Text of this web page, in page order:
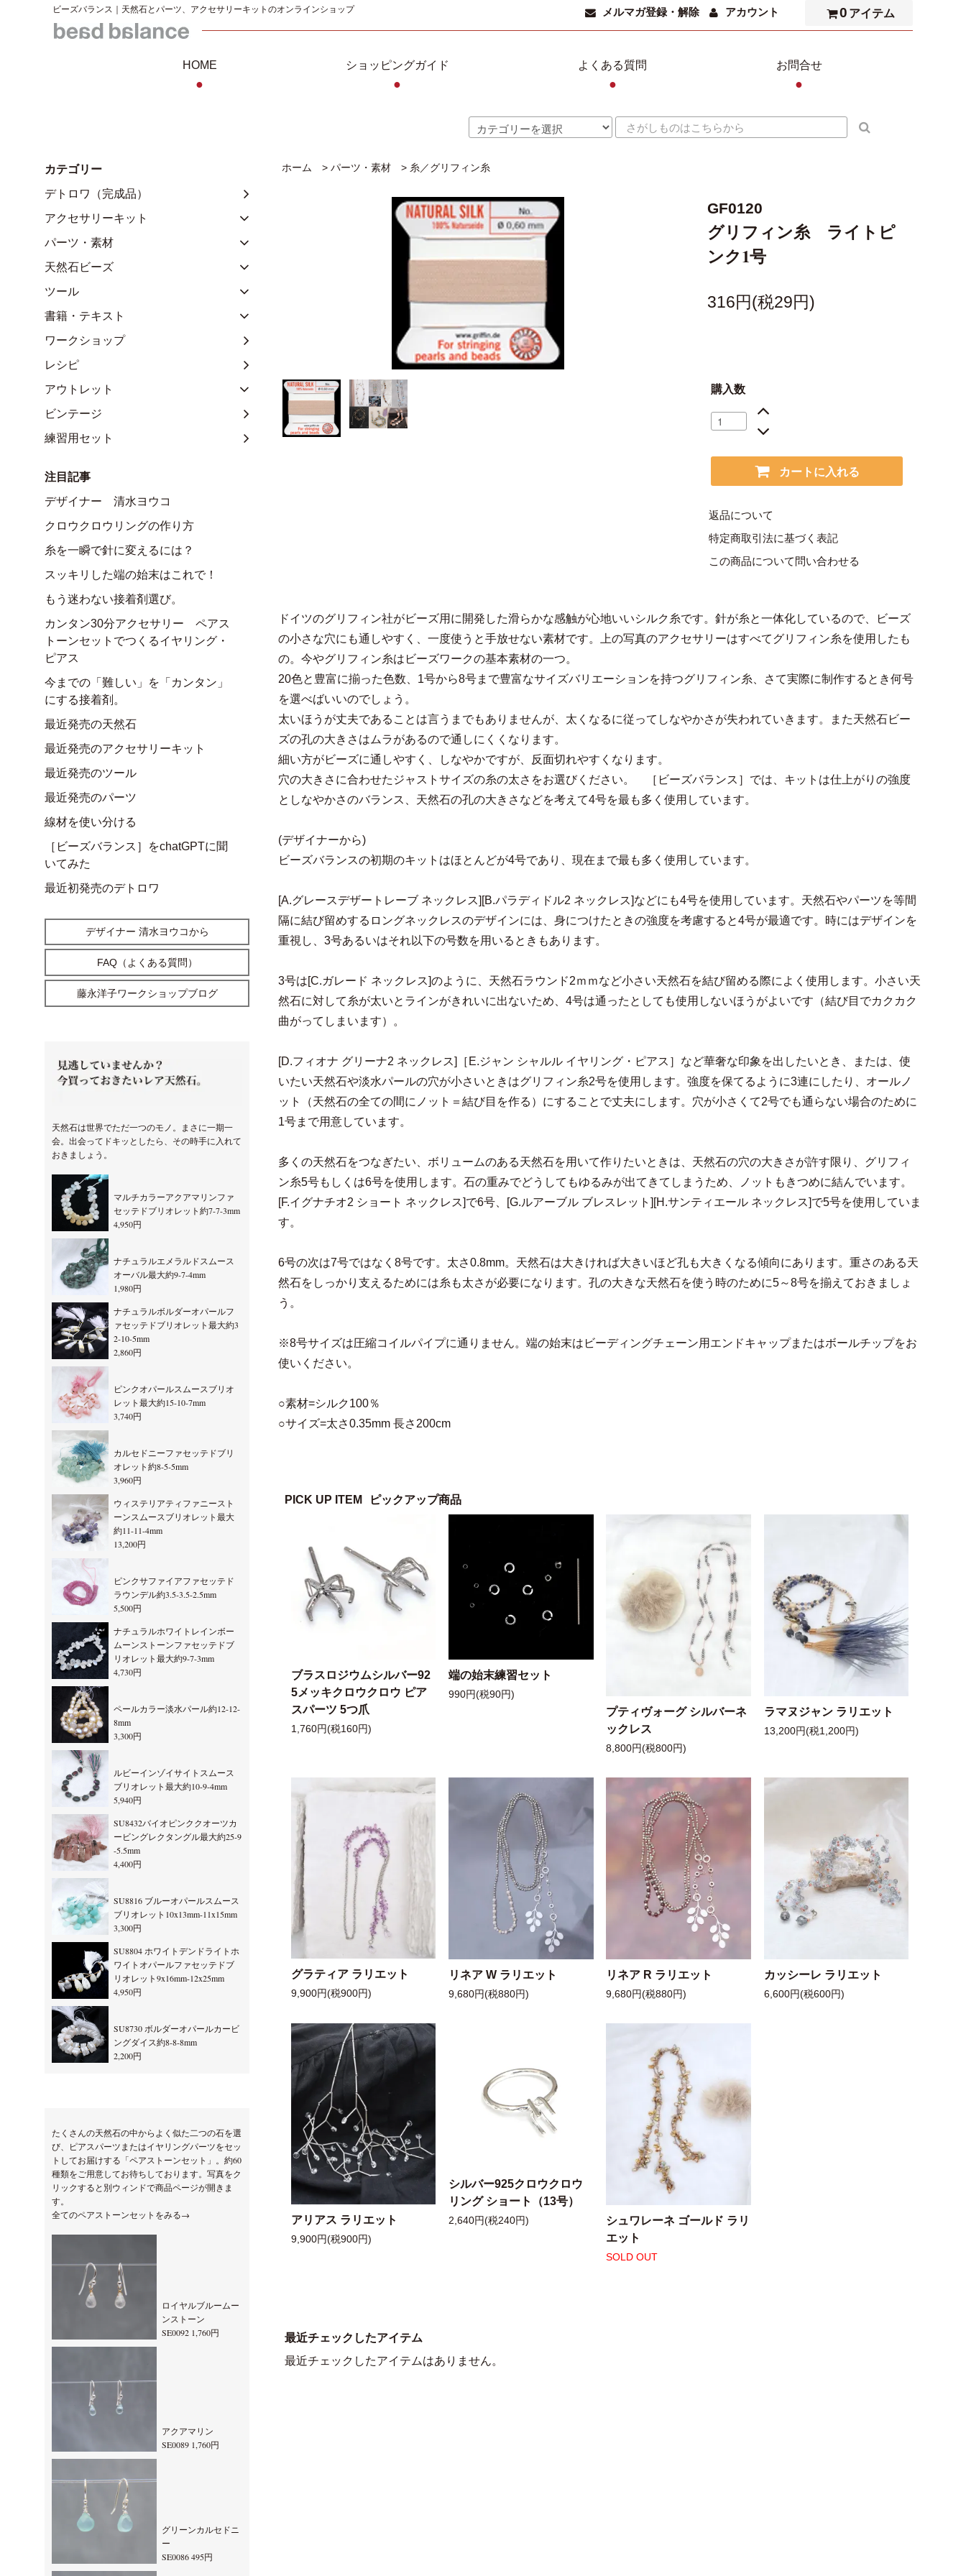
ビーズバランス｜天然石とパーツ、アクセサリーキットのオンラインショップ メルマガ登録・解除 アカウント 0 アイテム
HOME
●
ショッピングガイド
●
よくある質問
●
お問合せ
●
ホーム > パーツ・素材 > 糸／グリフィン糸
GF0120
グリフィン糸 ライトピ
ンク1号
316円(税29円)
購入数
カートに入れる
返品について
特定商取引法に基づく表記
この商品について問い合わせる
ドイツのグリフィン社がビーズ用に開発した滑らかな感触が心地いいシルク糸です。針が糸と一体化しているので、ビーズ
の小さな穴にも通しやすく、一度使うと手放せない素材です。上の写真のアクセサリーはすべてグリフィン糸を使用したも
の。今やグリフィン糸はビーズワークの基本素材の一つ。
20色と豊富に揃った色数、1号から8号まで豊富なサイズバリエーションを持つグリフィン糸、さて実際に制作するとき何号
を選べばいいのでしょう。
太いほうが丈夫であることは言うまでもありませんが、太くなるに従ってしなやかさが失われていきます。また天然石ビー
ズの孔の大きさはムラがあるので通しにくくなります。
細い方がビーズに通しやすく、しなやかですが、反面切れやすくなります。
穴の大きさに合わせたジャストサイズの糸の太さをお選びください。 ［ビーズバランス］では、キットは仕上がりの強度
としなやかさのバランス、天然石の孔の大きさなどを考えて4号を最も多く使用しています。
(デザイナーから)
ビーズバランスの初期のキットはほとんどが4号であり、現在まで最も多く使用しています。
[A.グレースデザートレーブ ネックレス][B.パラディドル2 ネックレス]などにも4号を使用しています。天然石やパーツを等間
隔に結び留めするロングネックレスのデザインには、身につけたときの強度を考慮すると4号が最適です。時にはデザインを
重視し、3号あるいはそれ以下の号数を用いるときもあります。
3号は[C.ガレード ネックレス]のように、天然石ラウンド2ｍｍなど小さい天然石を結び留める際によく使用します。小さい天
然石に対して糸が太いとラインがきれいに出ないため、4号は通ったとしても使用しないほうがよいです（結び目でカクカク
曲がってしまいます）。
[D.フィオナ グリーナ2 ネックレス]［E.ジャン シャルル イヤリング・ピアス］など華奢な印象を出したいとき、または、使
いたい天然石や淡水パールの穴が小さいときはグリフィン糸2号を使用します。強度を保てるように3連にしたり、オールノ
ット（天然石の全ての間にノット＝結び目を作る）にすることで丈夫にします。穴が小さくて2号でも通らない場合のために
1号まで用意しています。
多くの天然石をつなぎたい、ボリュームのある天然石を用いて作りたいときは、天然石の穴の大きさが許す限り、グリフィ
ン糸5号もしくは6号を使用します。石の重みでどうしてもゆるみが出てきてしまうため、ノットもきつめに結んでいます。
[F.イグナチオ2 ショート ネックレス]で6号、[G.ルアーブル ブレスレット][H.サンティエール ネックレス]で5号を使用していま
す。
6号の次は7号ではなく8号です。太さ0.8mm。天然石は大きければ大きいほど孔も大きくなる傾向にあります。重さのある天
然石をしっかり支えるためには糸も太さが必要になります。孔の大きな天然石を使う時のために5～8号を揃えておきましょ
う。
※8号サイズは圧縮コイルパイプに通りません。端の始末はビーディングチェーン用エンドキャップまたはボールチップをお
使いください。
○素材=シルク100％
○サイズ=太さ0.35mm 長さ200cm
PICK UP ITEM ピックアップ商品
ブラスロジウムシルバー92
5メッキクロウクロウ ピア
スパーツ 5つ爪
1,760円(税160円)
端の始末練習セット
990円(税90円)
プティヴォーグ シルバーネ
ックレス
8,800円(税800円)
ラマヌジャン ラリエット
13,200円(税1,200円)
グラティア ラリエット
9,900円(税900円)
リネア W ラリエット
9,680円(税880円)
リネア R ラリエット
9,680円(税880円)
カッシーレ ラリエット
6,600円(税600円)
アリアス ラリエット
9,900円(税900円)
シルバー925クロウクロウ
リング ショート（13号）
2,640円(税240円)
シュワレーネ ゴールド ラリ
エット
SOLD OUT
最近チェックしたアイテム
最近チェックしたアイテムはありません。
カテゴリー
デトロワ（完成品）
アクセサリーキット
パーツ・素材
天然石ビーズ
ツール
書籍・テキスト
ワークショップ
レシピ
アウトレット
ビンテージ
練習用セット
注目記事
デザイナー 清水ヨウコ
クロウクロウリングの作り方
糸を一瞬で針に変えるには？
スッキリした端の始末はこれで！
もう迷わない接着剤選び。
カンタン30分アクセサリー ペアス
トーンセットでつくるイヤリング・
ピアス
今までの「難しい」を「カンタン」
にする接着剤。
最近発売の天然石
最近発売のアクセサリーキット
最近発売のツール
最近発売のパーツ
線材を使い分ける
［ビーズバランス］をchatGPTに聞
いてみた
最近初発売のデトロワ
デザイナー 清水ヨウコから
FAQ（よくある質問）
藤永洋子ワークショップブログ
天然石は世界でただ一つのモノ。まさに一期一
会。出会ってドキッとしたら、その時手に入れて
おきましょう。
マルチカラーアクアマリンファ
セッテドブリオレット約7-7-3mm
4,950円
ナチュラルエメラルドスムース
オーバル最大約9-7-4mm
1,980円
ナチュラルボルダーオパールフ
ァセッテドブリオレット最大約3
2-10-5mm
2,860円
ピンクオパールスムースブリオ
レット最大約15-10-7mm
3,740円
カルセドニーファセッテドブリ
オレット約8-5-5mm
3,960円
ウィステリアティファニースト
ーンスムースブリオレット最大
約11-11-4mm
13,200円
ピンクサファイアファセッテド
ラウンデル約3.5-3.5-2.5mm
5,500円
ナチュラルホワイトレインボー
ムーンストーンファセッテドブ
リオレット最大約9-7-3mm
4,730円
ペールカラー淡水パール約12-12-
8mm
3,300円
ルビーインゾイサイトスムース
ブリオレット最大約10-9-4mm
5,940円
SU8432バイオピンククオーツカ
ービングレクタングル最大約25-9
-5.5mm
4,400円
SU8816 ブルーオパールスムース
ブリオレット10x13mm-11x15mm
3,300円
SU8804 ホワイトデンドライトホ
ワイトオパールファセッテドブ
リオレット9x16mm-12x25mm
4,950円
SU8730 ボルダーオパールカービ
ングダイス約8-8-8mm
2,200円
たくさんの天然石の中からよく似た二つの石を選
び、ピアスパーツまたはイヤリングパーツをセッ
トしてお届けする「ペアストーンセット」。約60
種類をご用意してお待ちしております。写真をク
リックすると別ウィンドで商品ページが開きま
す。
全てのペアストーンセットをみる→
ロイヤルブルームー
ンストーン
SE0092 1,760円
アクアマリン
SE0089 1,760円
グリーンカルセドニ
ー
SE0086 495円